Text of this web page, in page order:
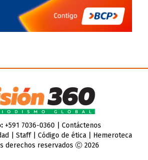
+591 7036-0360 | Contáctenos
Staff| Código de ética| Hemeroteca
derechos reservados Ⓒ 2026